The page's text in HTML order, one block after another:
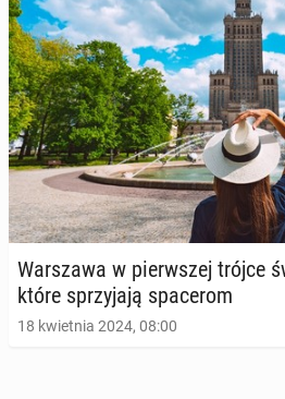
War­sza­wa w pierw­szej trójce
które sprzy­ja­ją spa­ce­rom
18 kwietnia 2024, 08:00